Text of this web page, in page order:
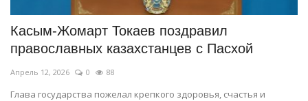
Касым-Жомарт Токаев поздравил
православных казахстанцев с Пасхой
Апрель 12, 2026 0 88
Глава государства пожелал крепкого здоровья, счастья и